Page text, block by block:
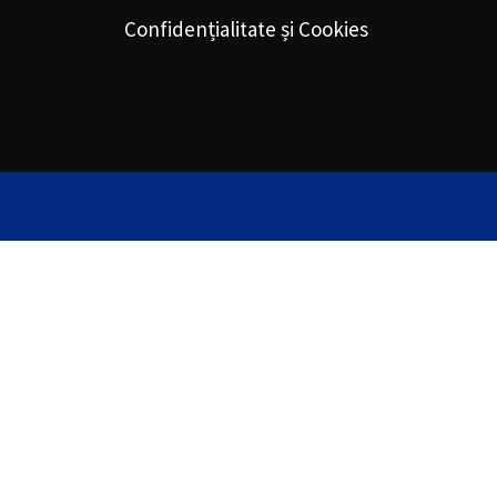
Confidențialitate și Cookies